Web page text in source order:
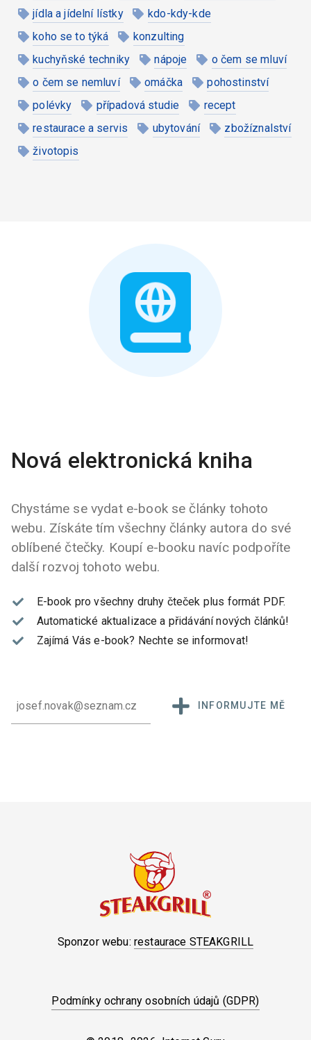
jídla a jídelní lístky
kdo-kdy-kde
koho se to týká
konzulting
kuchyňské techniky
nápoje
o čem se mluví
o čem se nemluví
omáčka
pohostinství
polévky
případová studie
recept
restaurace a servis
ubytování
zbožíznalství
životopis
Nová elektronická kniha
Chystáme se vydat e-book se články tohoto
webu. Získáte tím všechny články autora do své
oblíbené čtečky. Koupí e-booku navíc podpoříte
další rozvoj tohoto webu.
E-book pro všechny druhy čteček plus formát PDF.
Automatické aktualizace a přidávání nových článků!
Zajímá Vás e-book? Nechte se informovat!
INFORMUJTE MĚ
Sponzor webu: restaurace STEAKGRILL
Podmínky ochrany osobních údajů (GDPR)